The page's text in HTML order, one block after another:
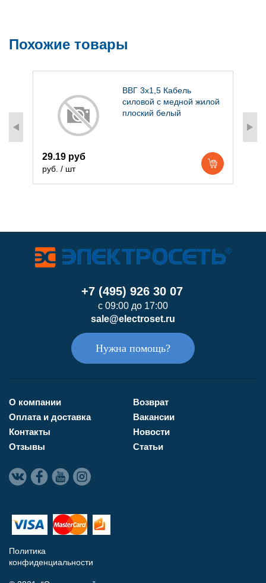
Похожие товары
ВВГ 3х1,5 Кабель
силовой с медной жилой
плоский белый
29.19 руб
руб. / шт
+7 (495) 926 30 07
с 09:00 до 17:00
sale@electroset.ru
Нужна помощь?
О компании
Оплата и доставка
Контакты
Отзывы
Возврат
Вакансии
Новости
Статьи
Политика
конфиденциальности